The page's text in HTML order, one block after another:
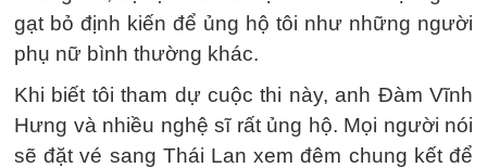
gạt bỏ định kiến để ủng hộ tôi như những người
phụ nữ bình thường khác.
Khi biết tôi tham dự cuộc thi này, anh Đàm Vĩnh
Hưng và nhiều nghệ sĩ rất ủng hộ. Mọi người nói
sẽ đặt vé sang Thái Lan xem đêm chung kết để